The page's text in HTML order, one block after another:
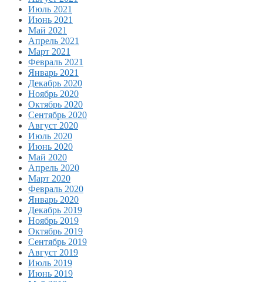
Июль 2021
Июнь 2021
Май 2021
Апрель 2021
Март 2021
Февраль 2021
Январь 2021
Декабрь 2020
Ноябрь 2020
Октябрь 2020
Сентябрь 2020
Август 2020
Июль 2020
Июнь 2020
Май 2020
Апрель 2020
Март 2020
Февраль 2020
Январь 2020
Декабрь 2019
Ноябрь 2019
Октябрь 2019
Сентябрь 2019
Август 2019
Июль 2019
Июнь 2019